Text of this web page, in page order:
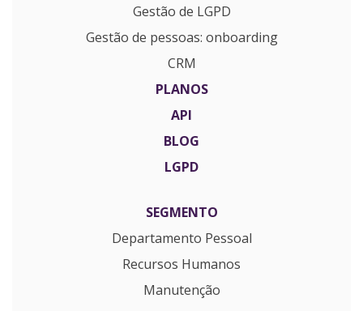
Gestão de LGPD
Gestão de pessoas: onboarding
CRM
PLANOS
API
BLOG
LGPD
SEGMENTO
Departamento Pessoal
Recursos Humanos
Manutenção